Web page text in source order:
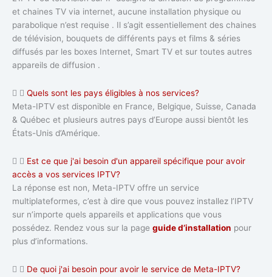
et chaines TV via internet, aucune installation physique ou
parabolique n’est requise . Il s’agit essentiellement des chaines
de télévision, bouquets de différents pays et films & séries
diffusés par les boxes Internet, Smart TV et sur toutes autres
appareils de diffusion .
Quels sont les pays éligibles à nos services?
Meta-IPTV est disponible en France, Belgique, Suisse, Canada
& Québec et plusieurs autres pays d’Europe aussi bientôt les
États-Unis d’Amérique.
Est ce que j'ai besoin d'un appareil spécifique pour avoir
accès a vos services IPTV?
La réponse est non, Meta-IPTV offre un service
multiplateformes, c’est à dire que vous pouvez installez l’IPTV
sur n’importe quels appareils et applications que vous
possédez. Rendez vous sur la page guide d’installation pour
plus d’informations.
De quoi j'ai besoin pour avoir le service de Meta-IPTV?